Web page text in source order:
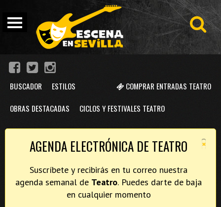
COMPRAR ENTRADAS TEATRO
BUSCADOR ESTILOS
OBRAS DESTACADAS CICLOS Y FESTIVALES TEATRO
×
AGENDA ELECTRÓNICA DE TEATRO
Suscríbete y recibirás en tu correo nuestra
agenda semanal de Teatro. Puedes darte de baja
en cualquier momento